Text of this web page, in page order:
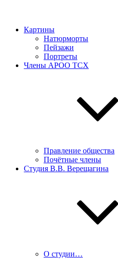
Картины
Натюрморты
Пейзажи
Портреты
Члены АРОО ТСХ
Правление общества
Почётные члены
Студия В.В. Верещагина
О студии…